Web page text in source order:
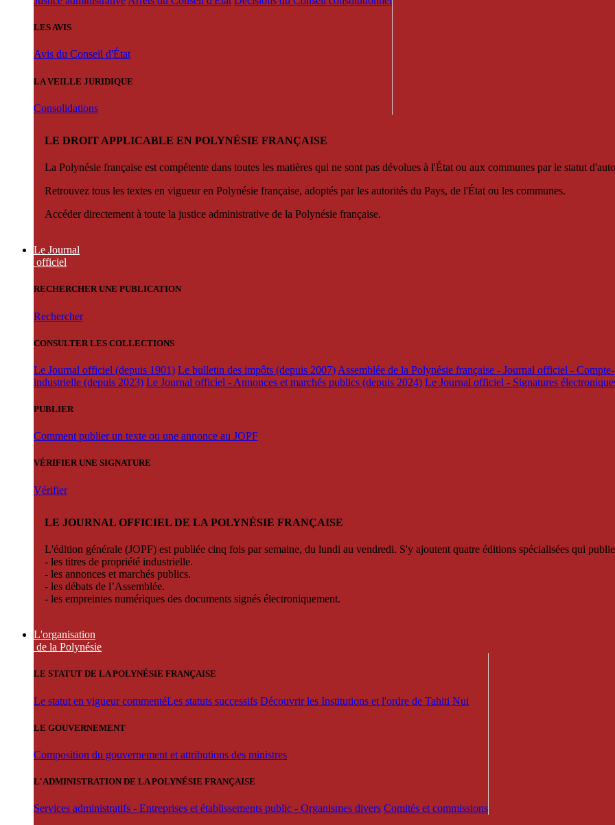
LES AVIS
Avis du Conseil d'État
LA VEILLE JURIDIQUE
Consolidations
LE DROIT APPLICABLE EN POLYNÉSIE FRANÇAISE
La Polynésie française est compétente dans toutes les matières qui ne sont pas dévolues à l'État ou aux communes par le statut
Retrouvez tous les textes en vigueur en Polynésie française, adoptés par les autorités du Pays, de l'État ou les communes.
Accéder directement à toute la justice administrative de la Polynésie française.
Le Journal
officiel
RECHERCHER UNE PUBLICATION
Rechercher
CONSULTER LES COLLECTIONS
Le Journal officiel (depuis 1901) Le bulletin des impôts (depuis 2007) Assemblée de la Polynésie française - Journal officiel -
industrielle (depuis 2023) Le Journal officiel - Annonces et marchés publics (depuis 2024) Le Journal officiel - Signatures
PUBLIER
Comment publier un texte ou une annonce au JOPF
VÉRIFIER UNE SIGNATURE
Vérifier
LE JOURNAL OFFICIEL DE LA POLYNÉSIE FRANÇAISE
L'édition générale (JOPF) est publiée cinq fois par semaine, du lundi au vendredi. S'y ajoutent quatre éditions spécialisées qui
- les titres de propriété industrielle.
- les annonces et marchés publics.
- les débats de l’Assemblée.
- les empreintes numériques des documents signés électroniquement.
L'organisation
de la Polynésie
LE STATUT DE LA POLYNÉSIE FRANÇAISE
Le statut en vigueur commentéLes statuts successifs Découvrir les Institutions et l'ordre de Tahiti Nui
LE GOUVERNEMENT
Composition du gouvernement et attributions des ministres
L'ADMINISTRATION DE LA POLYNÉSIE FRANÇAISE
Services administratifs - Entreprises et établissements public - Organismes divers Comités et commissions